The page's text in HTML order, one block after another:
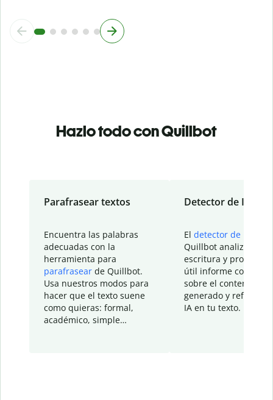
Hazlo todo con Quillbot
Parafrasear textos
Encuentra las palabras
adecuadas con la
herramienta para
parafrasear de Quillbot.
Usa nuestros modos para
hacer que el texto suene
como quieras: formal,
académico, simple…
Detector de IA
El detector de IA
Quillbot analiza tu
escritura y
útil informe con
sobre el contenido
generado y refinado
IA en tu texto.